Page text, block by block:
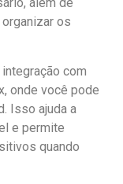
além de
os
com
onde você pode
Isso ajuda a
e permite
quando